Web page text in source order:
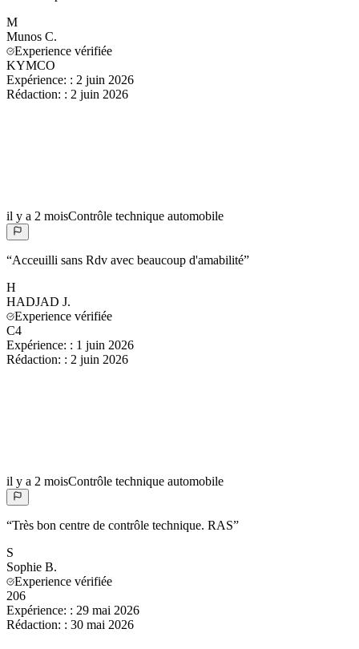
M
Munos C.
Experience vérifiée
KYMCO
Expérience: : 2 juin 2026
Rédaction: : 2 juin 2026
il y a 2 moisContrôle technique automobile
“Acceuilli sans Rdv avec beaucoup d'amabilité”
H
HADJAD J.
Experience vérifiée
C4
Expérience: : 1 juin 2026
Rédaction: : 2 juin 2026
il y a 2 moisContrôle technique automobile
“Très bon centre de contrôle technique. RAS”
S
Sophie B.
Experience vérifiée
206
Expérience: : 29 mai 2026
Rédaction: : 30 mai 2026